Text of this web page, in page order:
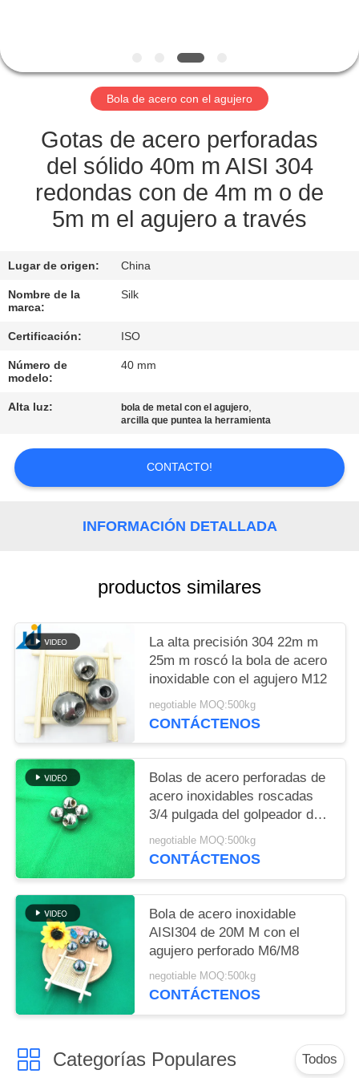
DE
CALIDAD
ÉNTRENOS
CONTACTO
NOTICIAS
CASOS
PIDA
MAPA
DEL
Bola de acero con el agujero
Gotas de acero perforadas
del sólido 40m m AISI 304
redondas con de 4m m o de
5m m el agujero a través
Lugar de origen: China
Nombre de la
marca:
Silk
Certificación: ISO
Número de
modelo:
40 mm
Alta luz: bola de metal con el agujero,
arcilla que puntea la herramienta
CONTACTO!
INFORMACIÓN DETALLADA
productos similares
La alta precisión 304 22m m
25m m roscó la bola de acero
inoxidable con el agujero M12
negotiable MOQ:500kg
CONTÁCTENOS
Bolas de acero perforadas de
acero inoxidables roscadas
3/4 pulgada del golpeador de
la bola M6 del agujero 19m m
negotiable MOQ:500kg
CONTÁCTENOS
Bola de acero inoxidable
AISI304 de 20M M con el
agujero perforado M6/M8
negotiable MOQ:500kg
CONTÁCTENOS
Categorías Populares Todos